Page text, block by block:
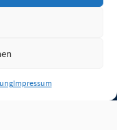
Impressum
Quellen